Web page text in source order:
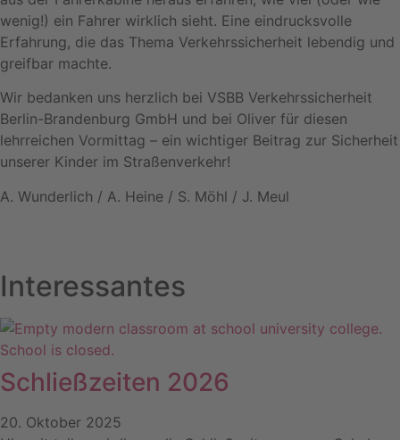
wenig!) ein Fahrer wirklich sieht. Eine eindrucksvolle
Erfahrung, die das Thema Verkehrssicherheit lebendig und
greifbar machte.
Wir bedanken uns herzlich bei VSBB Verkehrssicherheit
Berlin-Brandenburg GmbH und bei Oliver für diesen
lehrreichen Vormittag – ein wichtiger Beitrag zur Sicherheit
unserer Kinder im Straßenverkehr!
A. Wunderlich / A. Heine / S. Möhl / J. Meul
Interessantes
Schließzeiten 2026
20. Oktober 2025